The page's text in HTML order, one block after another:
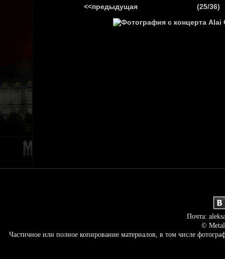
<<предыдущая (25/36)
Почта:
©
Частичное или полное копирование материалов, в том числе